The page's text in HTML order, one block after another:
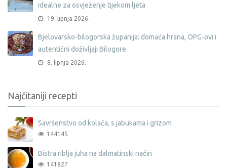
idealne za osvježenje tijekom ljeta
19. lipnja 2026.
Bjelovarsko-bilogorska županija: domaća hrana, OPG-ovi i
autentični doživljaji Bilogore
8. lipnja 2026.
Najčitaniji recepti
Savršenstvo od kolača, s jabukama i grizom
144145
Bistra riblja juha na dalmatinski način
141827